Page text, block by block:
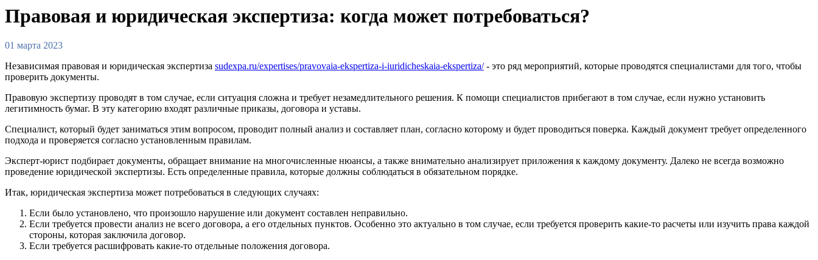
Правовая и юридическая экспертиза: когда может потребоваться?
01 марта 2023
Независимая правовая и юридическая экспертиза sudexpa.ru/expertises/pravovaia-ekspertiza-i-iuridicheskaia-ekspertiza/- это ряд мероприятий, которые проводятся специалистами для того, чтобы
проверить документы.
Правовую экспертизу проводят в том случае, если ситуация сложна и требует незамедлительного решения. К помощи специалистов прибегают в том случае, если нужно установить
легитимность бумаг. В эту категорию входят различные приказы, договора и уставы.
Специалист, который будет заниматься этим вопросом, проводит полный анализ и составляет план, согласно которому и будет проводиться поверка. Каждый документ требует определенного
подхода и проверяется согласно установленным правилам.
Эксперт-юрист подбирает документы, обращает внимание на многочисленные нюансы, а также внимательно анализирует приложения к каждому документу. Далеко не всегда возможно
проведение юридической экспертизы. Есть определенные правила, которые должны соблюдаться в обязательном порядке.
Итак, юридическая экспертиза может потребоваться в следующих случаях:
Если было установлено, что произошло нарушение или документ составлен неправильно.
Если требуется провести анализ не всего договора, а его отдельных пунктов. Особенно это актуально в том случае, если требуется проверить какие-то расчеты или изучить права каждой
стороны, которая заключила договор.
Если требуется расшифровать какие-то отдельные положения договора.